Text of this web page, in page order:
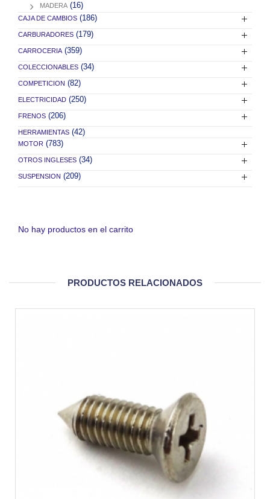
MADERA (16)
CAJA DE CAMBIOS (186)
CARBURADORES (179)
CARROCERIA (359)
COLECCIONABLES (34)
COMPETICION (82)
ELECTRICIDAD (250)
FRENOS (206)
HERRAMIENTAS (42)
MOTOR (783)
OTROS INGLESES (34)
SUSPENSION (209)
No hay productos en el carrito
PRODUCTOS RELACIONADOS